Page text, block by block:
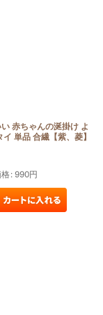
赤ちゃんの涎掛け よ
単品 合繊【紫、菱】
: 990円